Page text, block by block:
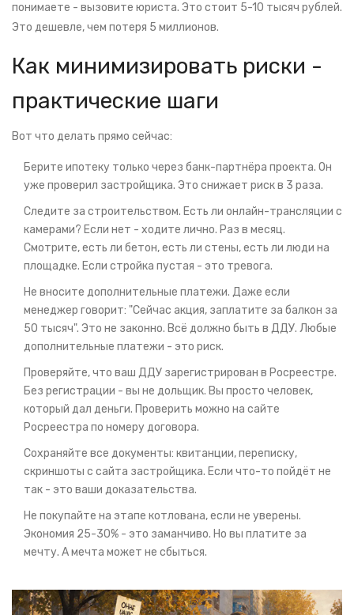
понимаете - вызовите юриста. Это стоит 5-10 тысяч рублей.
Это дешевле, чем потеря 5 миллионов.
Как минимизировать риски -
практические шаги
Вот что делать прямо сейчас:
Берите ипотеку только через банк-партнёра проекта. Он
уже проверил застройщика. Это снижает риск в 3 раза.
Следите за строительством. Есть ли онлайн-трансляции с
камерами? Если нет - ходите лично. Раз в месяц.
Смотрите, есть ли бетон, есть ли стены, есть ли люди на
площадке. Если стройка пустая - это тревога.
Не вносите дополнительные платежи. Даже если
менеджер говорит: "Сейчас акция, заплатите за балкон за
50 тысяч". Это не законно. Всё должно быть в ДДУ. Любые
дополнительные платежи - это риск.
Проверяйте, что ваш ДДУ зарегистрирован в Росреестре.
Без регистрации - вы не дольщик. Вы просто человек,
который дал деньги. Проверить можно на сайте
Росреестра по номеру договора.
Сохраняйте все документы: квитанции, переписку,
скриншоты с сайта застройщика. Если что-то пойдёт не
так - это ваши доказательства.
Не покупайте на этапе котлована, если не уверены.
Экономия 25-30% - это заманчиво. Но вы платите за
мечту. А мечта может не сбыться.